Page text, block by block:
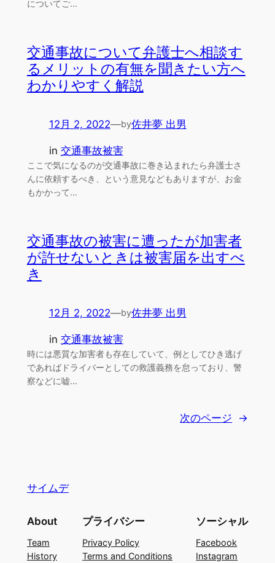
についてご…
交通事故について弁護士へ相談す
るメリットの有無を聞きたい方へ
わかりやすく解説
12月 2, 2022—by佐井夢 出男
in 交通事故被害
ここで気になるのが交通事故に巻き込まれたら弁護士さ
んに依頼するべき、という意見などもありますが、お金
もかかって…
交通事故の被害に遭ったが加害者
が許せないときは被害届を出すべ
き
12月 2, 2022—by佐井夢 出男
in 交通事故被害
時には悪質な加害者も存在していて、例としてひき逃げ
であればドライバーとしての救護義務を怠っており、警
察などに嘘…
次のページ →
サイムデ
About
Team
History
プライバシー
Privacy Policy
Terms and Conditions
ソーシャル
Facebook
Instagram